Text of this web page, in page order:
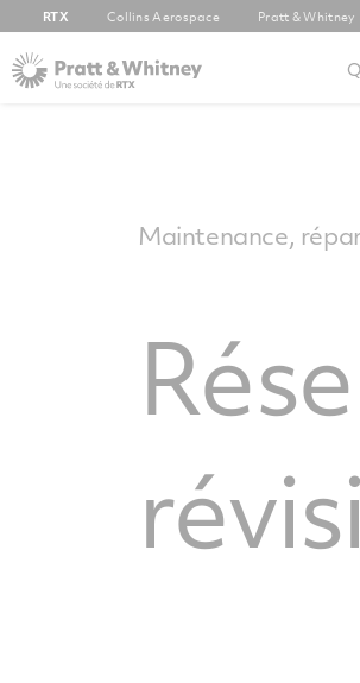
RTX Collins Aerospace Pratt & Whitney
Maintenance,